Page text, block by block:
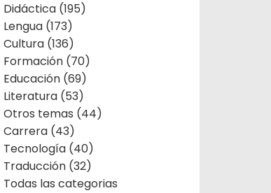
Didáctica (195)
Lengua (173)
Cultura (136)
Formación (70)
Educación (69)
Literatura (53)
Otros temas (44)
Carrera (43)
Tecnología (40)
Traducción (32)
Todas las categorias